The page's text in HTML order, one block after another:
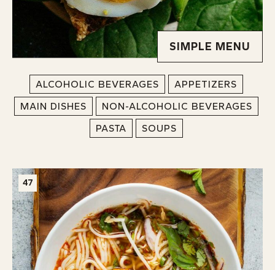
SIMPLE MENU
ALCOHOLIC BEVERAGES
APPETIZERS
MAIN DISHES
NON-ALCOHOLIC BEVERAGES
PASTA
SOUPS
47